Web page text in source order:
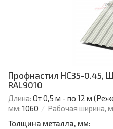
Профнастил НС35-0.45,
RAL9010
Длина: От 0,5 м - по 12 м
мм: 1060 Рабочая ширина,
Толщина металла, мм: